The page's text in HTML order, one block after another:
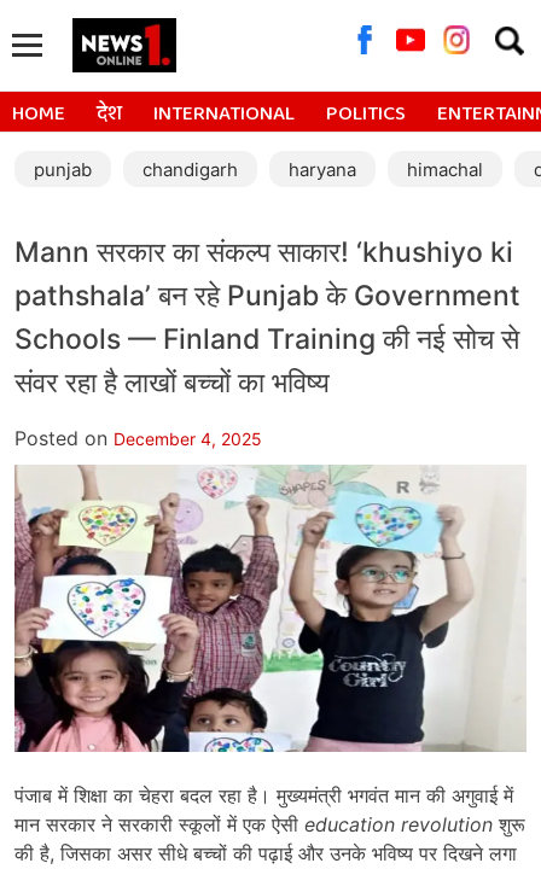
for:
HOME देश INTERNATIONAL POLITICS
punjab chandigarh haryana himachal
Mann सरकार का संकल्प साकार! ‘khushiyo ki
pathshala’ बन रहे Punjab के Government
Schools — Finland Training की नई सोच से
संवर रहा है लाखों बच्चों का भविष्य
Posted on December 4, 2025
पंजाब में शिक्षा का चेहरा बदल रहा है। मुख्यमंत्री भगवंत मान की अगुवाई में
मान सरकार ने सरकारी स्कूलों में एक ऐसी education revolution शुरू
की है, जिसका असर सीधे बच्चों की पढ़ाई और उनके भविष्य पर दिखने लगा